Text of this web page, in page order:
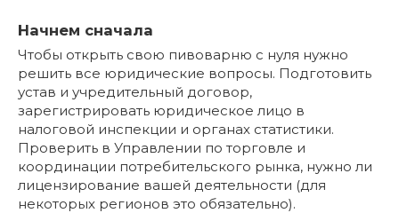
Начнем сначала
Чтобы открыть свою пивоварню с нуля нужно
решить все юридические вопросы. Подготовить
устав и учредительный договор,
зарегистрировать юридическое лицо в
налоговой инспекции и органах статистики.
Проверить в Управлении по торговле и
координации потребительского рынка, нужно ли
лицензирование вашей деятельности (для
некоторых регионов это обязательно).